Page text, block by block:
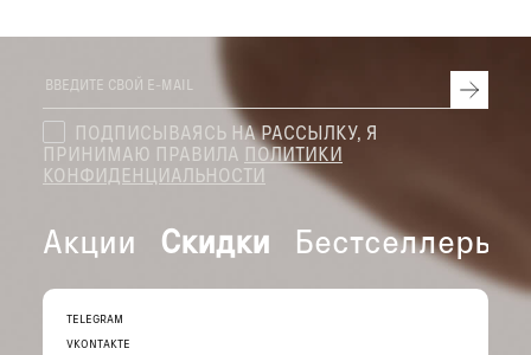
ПОДПИСЫВАЯСЬ НА РАССЫЛКУ, Я
ПРИНИМАЮ ПРАВИЛА ПОЛИТИКИ
КОНФИДЕНЦИАЛЬНОСТИ
Акции Скидки Бестселлеры
TELEGRAM
VKONTAKTE